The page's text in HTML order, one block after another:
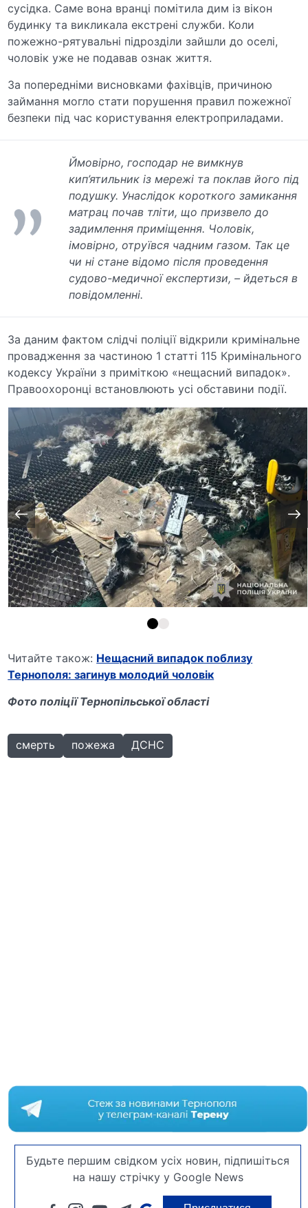
сусідка. Саме вона вранці помітила дим із вікон
будинку та викликала екстрені служби. Коли
пожежно-рятувальні підрозділи зайшли до оселі,
чоловік уже не подавав ознак життя.
За попередніми висновками фахівців, причиною
займання могло стати порушення правил пожежної
безпеки під час користування електроприладами.
Ймовірно, господар не вимкнув
кип’ятильник із мережі та поклав його під
подушку. Унаслідок короткого замикання
матрац почав тліти, що призвело до
задимлення приміщення. Чоловік,
імовірно, отруївся чадним газом. Так це
чи ні стане відомо після проведення
судово-медичної експертизи, – йдеться в
повідомленні.
За даним фактом слідчі поліції відкрили кримінальне
провадження за частиною 1 статті 115 Кримінального
кодексу України з приміткою «нещасний випадок».
Правоохоронці встановлюють усі обставини події.
Читайте також: Нещасний випадок поблизу
Тернополя: загинув молодий чоловік
Фото поліції Тернопільської області
смерть пожежа ДСНС
Будьте першим свідком усіх новин, підпишіться
на нашу стрічку у Google News